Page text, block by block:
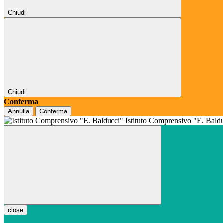
Chiudi
Chiudi
Conferma
Annulla Conferma
Istituto Comprensivo "E.
close